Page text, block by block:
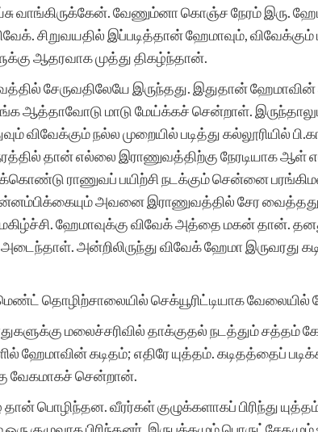
வாங்கிருக்கேன். வேணும்னா கொஞ்ச நேரம் இரு.
சிறுவயதில் இப்படித்தான் ஹேமாவும்,
ஆதரவாக முத்து திகழ்ந்தான்.
சேருவதிலேயே இருந்தது. இதுதான்
ஆத்தாவோடு மாடு மேய்க்கச் சென்றாள்.
விவேக்கும் நல்ல முறையில் படித்து கல்லூரியில்
தான் எல்லை இராணுவத்திற்கு நேரடியாக ஆள்
ராணுவப் பயிற்சி நடக்கும் சென்னை
அவனை இராணுவத்தில் சேர
ஹேமாவுக்கு விவேக் அத்தை மகன் தான்.
அன்றிலிருந்து விவேக் ஹேமா இருவரது
தொழிற்சாலையில் செக்யூரிட்டியாக வேலையில்
மலைச்சரிவில் தாக்குதல் நடத்தும் சத்தம்
ஹேமாவின் கடிதம்; எதிரே யுத்தம். கடிதத்தைப்
வேகமாகச் சென்றான்.
பொழிந்தன. வீரர்கள் குழுக்களாகப் பிரிந்து யுத்தம்
கதைகளும்
மிக்க
முயற்சி..
நன்றி.